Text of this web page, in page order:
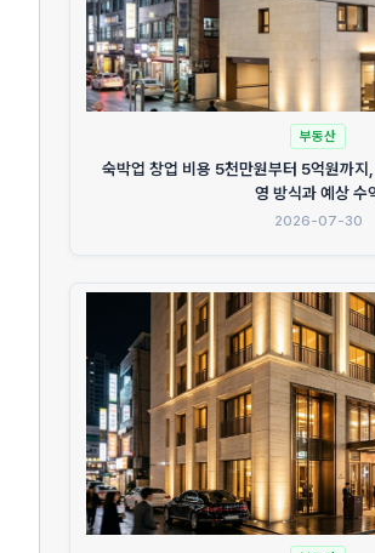
부동산
숙박업 창업 비용 5천만원부터 5억원까지
영 방식과 예상 수
2026-07-30